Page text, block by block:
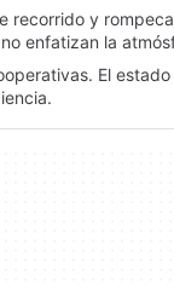
recorrido y
enfatizan la
El